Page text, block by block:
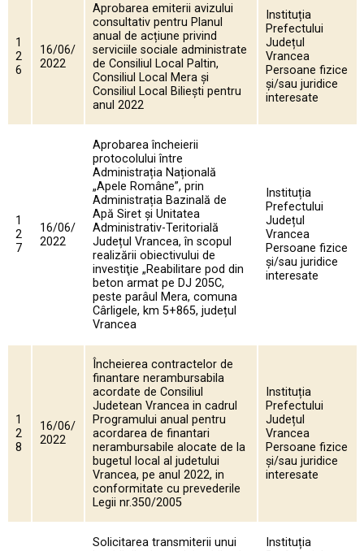
1
2
6
16/06/
2022
Aprobarea emiterii avizului
consultativ pentru Planul
anual de acțiune privind
serviciile sociale administrate
de Consiliul Local Paltin,
Consiliul Local Mera și
Consiliul Local Biliești pentru
anul 2022
Instituția
Prefectului
Județul
Vrancea
Persoane fizice
și/sau juridice
interesate
1
2
7
16/06/
2022
Aprobarea încheierii
protocolului între
Administrația Națională
„Apele Române”, prin
Administrația Bazinală de
Apă Siret și Unitatea
Administrativ-Teritorială
Județul Vrancea, în scopul
realizării obiectivului de
investiţie „Reabilitare pod din
beton armat pe DJ 205C,
peste parâul Mera, comuna
Cârligele, km 5+865, județul
Vrancea
Instituția
Prefectului
Județul
Vrancea
Persoane fizice
și/sau juridice
interesate
1
2
8
16/06/
2022
Încheierea contractelor de
finantare nerambursabila
acordate de Consiliul
Judetean Vrancea in cadrul
Programului anual pentru
acordarea de finantari
nerambursabile alocate de la
bugetul local al judetului
Vrancea, pe anul 2022, in
conformitate cu prevederile
Legii nr.350/2005
Instituția
Prefectului
Județul
Vrancea
Persoane fizice
și/sau juridice
interesate
Solicitarea transmiterii unui
Instituția